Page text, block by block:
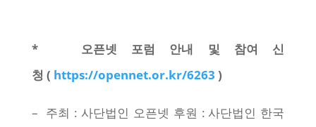
* 오픈넷 포럼 안내 및 참여 신
청 ( https://opennet.or.kr/6263 )
– 주최 : 사단법인 오픈넷 후원 : 사단법인 한국